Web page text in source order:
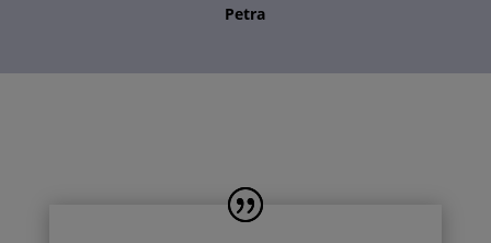
Petra